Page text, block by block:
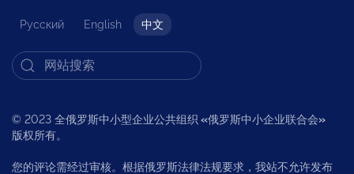
Русский English 中文
© 2023 全俄罗斯中小型企业公共组织 «俄罗斯中小企业联合会»
版权所有。
您的评论需经过审核。根据俄罗斯法律法规要求，我站不允许发布